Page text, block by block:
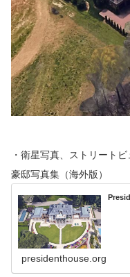
・衛星写真、ストリート
豪邸写真集（海外版）
presidenthouse.org